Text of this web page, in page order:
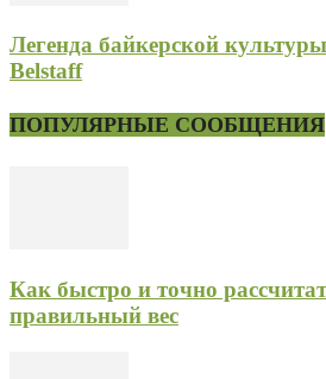
Легенда байкерской
Belstaff
ПОПУЛЯРНЫЕ СООБЩЕНИЯ
Как быстро и точно
правильный вес